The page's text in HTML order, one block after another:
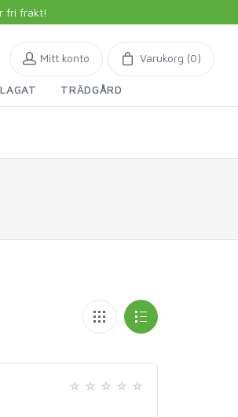
fri frakt!
TRÄDGÅRD
Mitt konto Varukorg (0)